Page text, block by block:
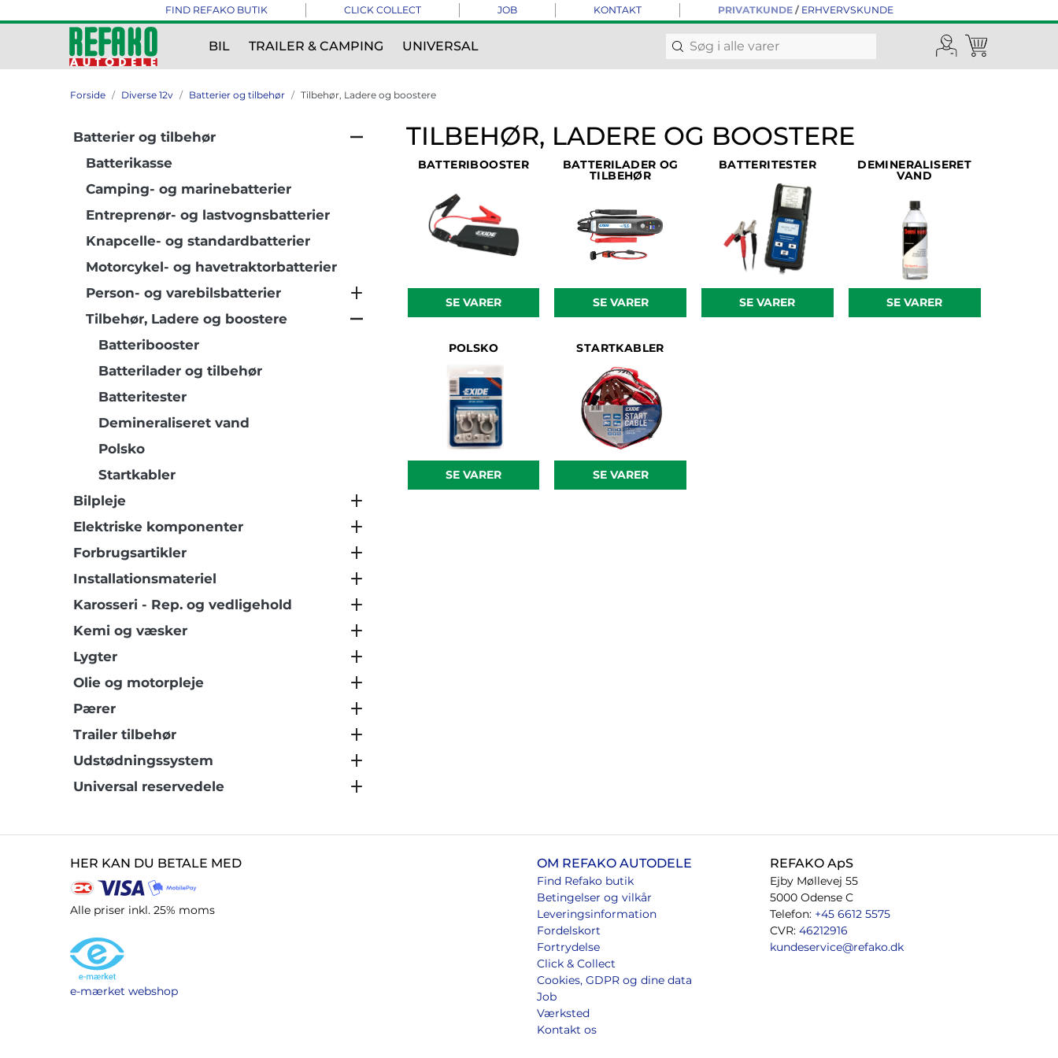
FIND REFAKO BUTIK CLICK COLLECT JOB KONTAKT PRIVATKUNDE/ ERHVERVSKUNDE
BIL TRAILER & CAMPING UNIVERSAL
Forside Diverse 12v Batterier og tilbehør Tilbehør, Ladere og boostere
Batterier og tilbehør
Batterikasse
Camping- og marinebatterier
Entreprenør- og lastvognsbatterier
Knapcelle- og standardbatterier
Motorcykel- og havetraktorbatterier
Person- og varebilsbatterier
Tilbehør, Ladere og boostere
Batteribooster
Batterilader og tilbehør
Batteritester
Demineraliseret vand
Polsko
Startkabler
Bilpleje
Elektriske komponenter
Forbrugsartikler
Installationsmateriel
Karosseri - Rep. og vedligehold
Kemi og væsker
Lygter
Olie og motorpleje
Pærer
Trailer tilbehør
Udstødningssystem
Universal reservedele
TILBEHØR, LADERE OG BOOSTERE
BATTERIBOOSTER
SE VARER
BATTERILADER OG
TILBEHØR
SE VARER
BATTERITESTER
SE VARER
DEMINERALISERET
VAND
SE VARER
POLSKO
SE VARER
STARTKABLER
SE VARER
HER KAN DU BETALE MED
Alle priser inkl. 25% moms
e-mærket webshop
OM REFAKO AUTODELE
Find Refako butik
Betingelser og vilkår
Leveringsinformation
Fordelskort
Fortrydelse
Click & Collect
Cookies, GDPR og dine data
Job
Værksted
Kontakt os
REFAKO ApS
Ejby Møllevej 55
5000 Odense C
Telefon: +45 6612 5575
CVR: 46212916
kundeservice@refako.dk